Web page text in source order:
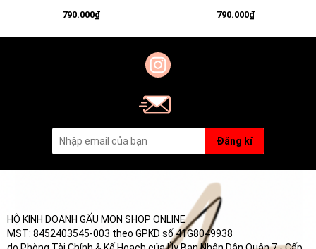
790.000₫ 790.000₫
Đăng kí
HỘ KINH DOANH GẤU MON SHOP ONLINE
MST: 8452403545-003 theo GPKD số 41G8049938